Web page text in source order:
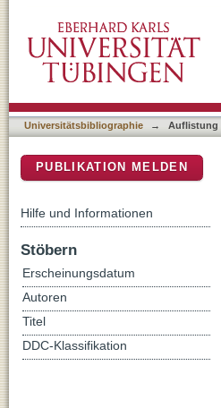
Universitätsbibliographie → Auflistung
PUBLIKATION MELDEN
Hilfe und Informationen
Stöbern
Erscheinungsdatum
Autoren
Titel
DDC-Klassifikation